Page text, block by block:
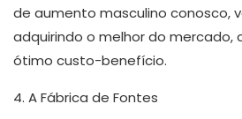
de aumento masculino conosco,
adquirindo o melhor do
ótimo custo-benefício.
4. A Fábrica de Fontes